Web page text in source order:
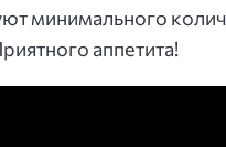
минимального
аппетита!